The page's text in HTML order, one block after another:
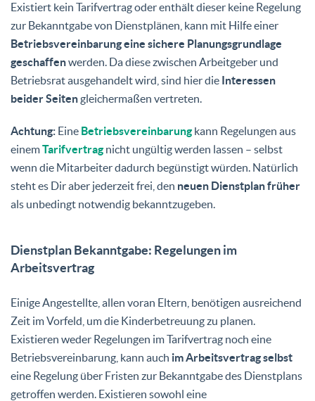
Existiert kein Tarifvertrag oder enthält dieser keine Regelung
zur Bekanntgabe von Dienstplänen, kann mit Hilfe einer
Betriebsvereinbarung eine sichere Planungsgrundlage
geschaffenwerden. Da diese zwischen Arbeitgeber und
Betriebsrat ausgehandelt wird, sind hier die Interessen
beider Seitengleichermaßen vertreten.
Achtung: Eine Betriebsvereinbarungkann Regelungen aus
einemTarifvertragnicht ungültig werden lassen – selbst
wenn die Mitarbeiter dadurch begünstigt würden. Natürlich
steht es Dir aber jederzeit frei, den neuen Dienstplan früher
als unbedingt notwendig bekanntzugeben.
Dienstplan Bekanntgabe: Regelungen im
Arbeitsvertrag
Einige Angestellte, allen voran Eltern, benötigen ausreichend
Zeit im Vorfeld, um die Kinderbetreuung zu planen.
Existieren weder Regelungen im Tarifvertrag noch eine
Betriebsvereinbarung, kann auch im Arbeitsvertrag selbst
eine Regelung über Fristen zur Bekanntgabe des Dienstplans
getroffen werden. Existieren sowohl eine